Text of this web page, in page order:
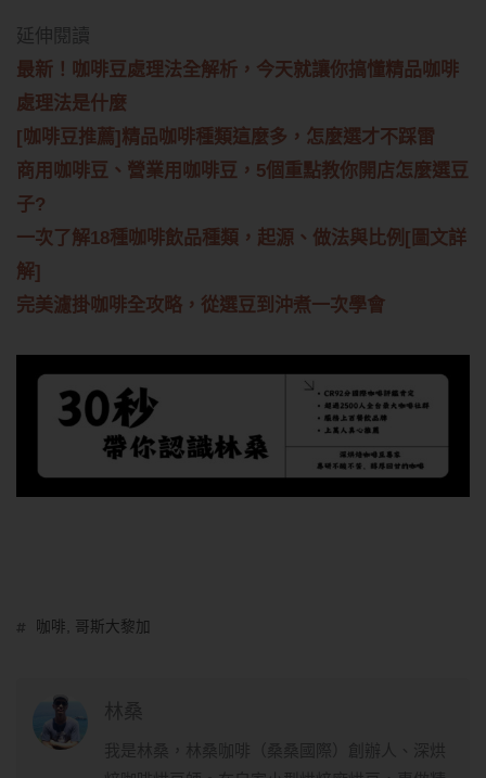
延伸閱讀
最新！咖啡豆處理法全解析，今天就讓你搞懂精品咖啡
處理法是什麼
[咖啡豆推薦]精品咖啡種類這麼多，怎麼選才不踩雷
商用咖啡豆、營業用咖啡豆，5個重點教你開店怎麼選豆
子?
一次了解18種咖啡飲品種類，起源、做法與比例[圖文詳
解]
完美濾掛咖啡全攻略，從選豆到沖煮一次學會
咖啡, 哥斯大黎加